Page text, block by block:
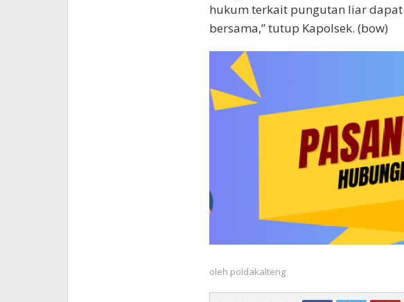
hukum terkait pungutan liar
bersama,” tutup Kapolsek. (bow)
oleh poldakalteng